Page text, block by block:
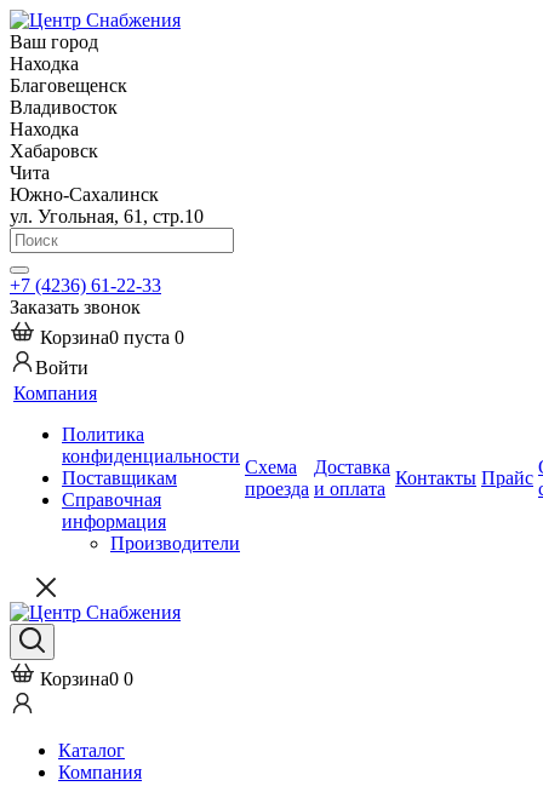
Ваш город
Находка
Благовещенск
Владивосток
Находка
Хабаровск
Чита
Южно-Сахалинск
ул. Угольная, 61, стр.10
+7 (4236) 61-22-33
Заказать звонок
Корзина0 пуста 0
Войти
Компания
Политика
конфиденциальности
Поставщикам
Справочная
информация
Производители
Схема
проезда
Доставка
и оплата
Контакты Прайс
Корзина0 0
Каталог
Компания